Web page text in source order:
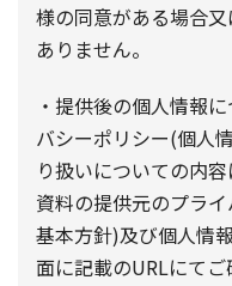
様の同意がある場合
ありません。
・提供後の個人情報
バシーポリシー(個人
り扱いについての内容
資料の提供元のプラ
基本方針)及び個人情
面に記載のURLにてご